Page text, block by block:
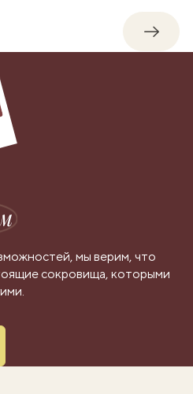
мы верим, что
сокровища, которыми